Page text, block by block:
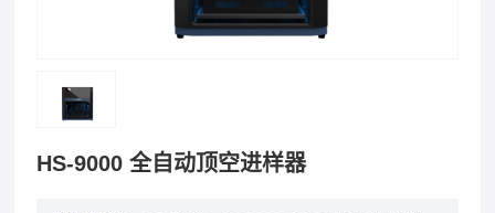
HS-9000 全自动顶空进样器